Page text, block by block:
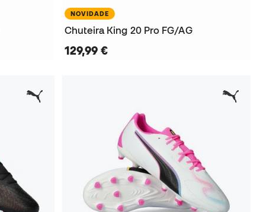
NOVIDADE
Chuteira King 20 Pro FG/AG
129,99 €